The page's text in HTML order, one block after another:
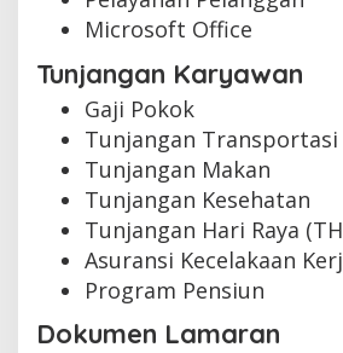
Microsoft Office
Tunjangan Karyawan
Gaji Pokok
Tunjangan Transportasi
Tunjangan Makan
Tunjangan Kesehatan
Tunjangan Hari Raya
Asuransi Kecelakaan
Program Pensiun
Dokumen Lamaran